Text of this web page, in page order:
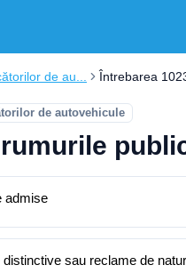
de au... Întrebarea
de autovehicule
admise
sau reclame de